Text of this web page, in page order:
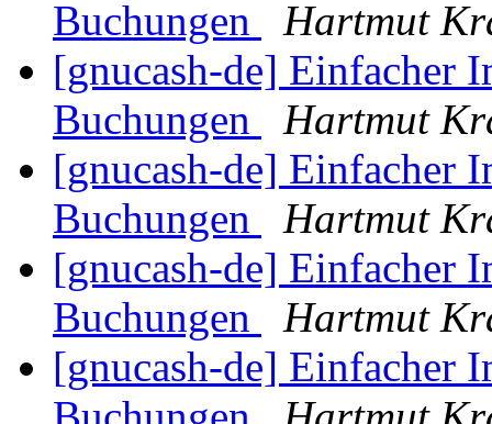
Buchungen
Hartmut
[gnucash-de] Einfacher
Buchungen
Hartmut
[gnucash-de] Einfacher
Buchungen
Hartmut
[gnucash-de] Einfacher
Buchungen
Hartmut
[gnucash-de] Einfacher